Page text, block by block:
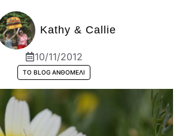
Kathy & Callie
10/11/2012
ΤΟ BLOG ΑΝΘΟΜΈΛΙ